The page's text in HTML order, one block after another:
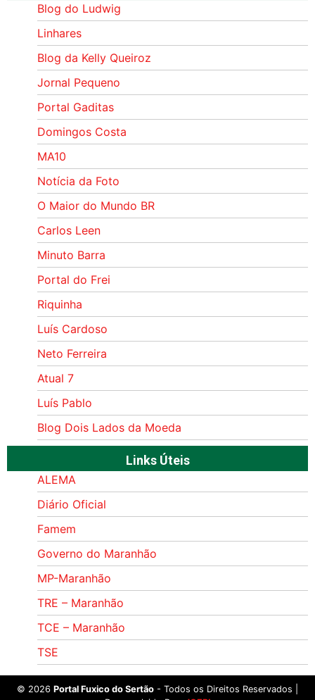
Blog do Ludwig
Linhares
Blog da Kelly Queiroz
Jornal Pequeno
Portal Gaditas
Domingos Costa
MA10
Notícia da Foto
O Maior do Mundo BR
Carlos Leen
Minuto Barra
Portal do Frei
Riquinha
Luís Cardoso
Neto Ferreira
Atual 7
Luís Pablo
Blog Dois Lados da Moeda
Links Úteis
ALEMA
Diário Oficial
Famem
Governo do Maranhão
MP-Maranhão
TRE – Maranhão
TCE – Maranhão
TSE
© 2026 Portal Fuxico do Sertão - Todos os Direitos Reservados |